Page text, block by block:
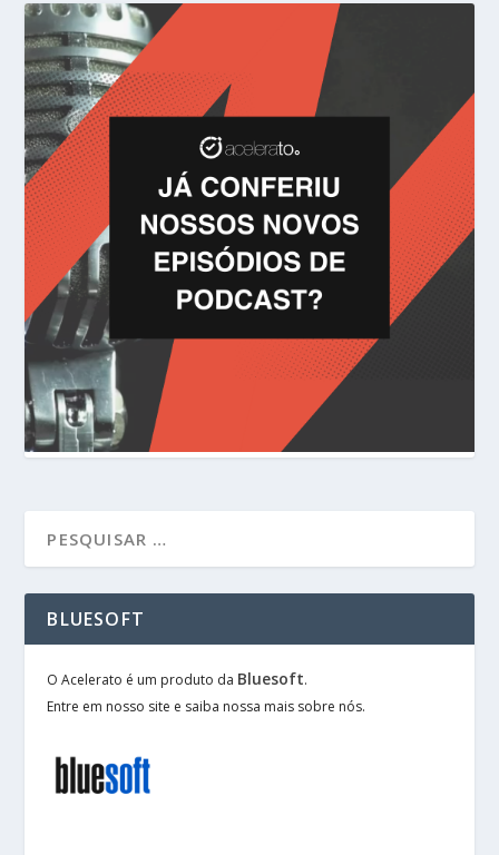
BLUESOFT
O Acelerato é um produto da Bluesoft.
Entre em nosso site e saiba nossa mais sobre nós.